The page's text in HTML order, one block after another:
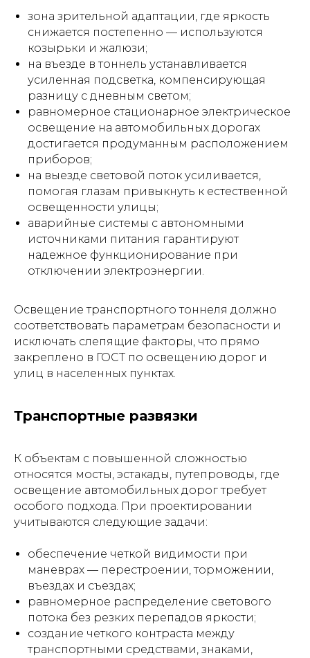
зона зрительной адаптации, где яркость
снижается постепенно — используются
козырьки и жалюзи;
на въезде в тоннель устанавливается
усиленная подсветка, компенсирующая
разницу с дневным светом;
равномерное стационарное электрическое
освещение на автомобильных дорогах
достигается продуманным расположением
приборов;
на выезде световой поток усиливается,
помогая глазам привыкнуть к естественной
освещенности улицы;
аварийные системы с автономными
источниками питания гарантируют
надежное функционирование при
отключении электроэнергии.
Освещение транспортного тоннеля должно
соответствовать параметрам безопасности и
исключать слепящие факторы, что прямо
закреплено в ГОСТ по освещению дорог и
улиц в населенных пунктах.
Транспортные развязки
К объектам с повышенной сложностью
относятся мосты, эстакады, путепроводы, где
освещение автомобильных дорог требует
особого подхода. При проектировании
учитываются следующие задачи:
обеспечение четкой видимости при
маневрах — перестроении, торможении,
въездах и съездах;
равномерное распределение светового
потока без резких перепадов яркости;
создание четкого контраста между
транспортными средствами, знаками,